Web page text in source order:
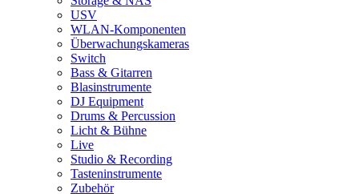
USV
WLAN-Komponenten
Überwachungskameras
Switch
Bass & Gitarren
Blasinstrumente
DJ Equipment
Drums & Percussion
Licht & Bühne
Live
Studio & Recording
Tasteninstrumente
Zubehör